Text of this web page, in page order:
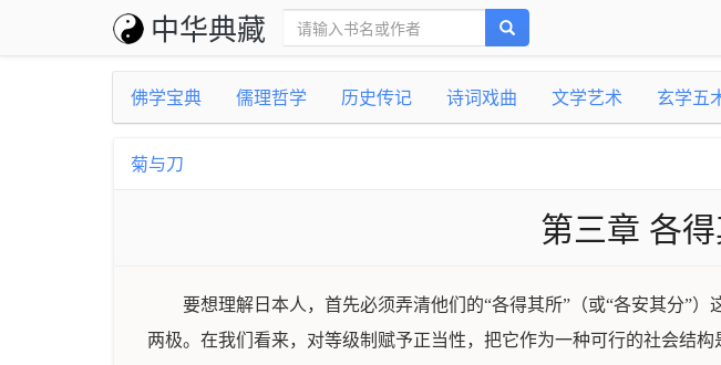
中华典藏
佛学宝典 儒理哲学 历史传记 诗词戏曲 文学艺术 玄学五
菊与刀
第三章 各
要想理解日本人，首先必须弄清他们的“各得其所”（或“各安其分”
两极。在我们看来，对等级制赋予正当性，把它作为一种可行的社会结